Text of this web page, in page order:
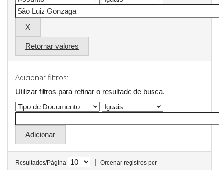
Retornar valores
Adicionar filtros:
Utilizar filtros para refinar o resultado de busca.
Resultados/Página |
Ordenar registros por